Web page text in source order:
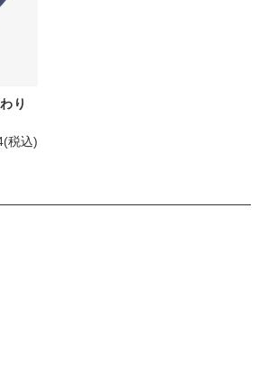
り
(税込)